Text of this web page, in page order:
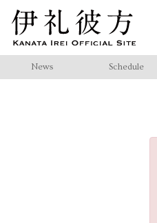
News Schedule